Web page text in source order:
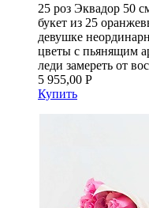
25 роз Эквадор 50
букет из 25
девушке
цветы с пьянящим
леди замереть от
5 955,00 Р
Купить